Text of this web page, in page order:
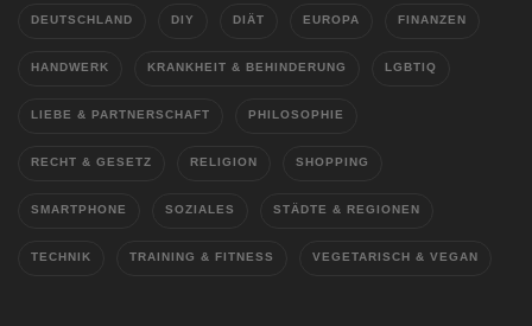
DEUTSCHLAND DIY DIÄT EUROPA FINANZEN
HANDWERK KRANKHEIT & BEHINDERUNG LGBTIQ
LIEBE & PARTNERSCHAFT PHILOSOPHIE
RECHT & GESETZ RELIGION SHOPPING
SMARTPHONE SOZIALES STÄDTE & REGIONEN
TECHNIK TRAINING & FITNESS VEGETARISCH & VEGAN